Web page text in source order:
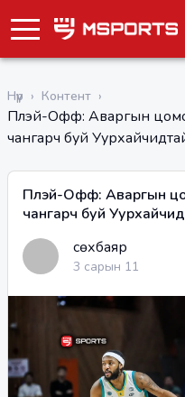
Нүүр › Контент ›
Плэй-Офф: Аваргын
чангарч буй
Плэй-Офф: Аваргын
чангарч буй
Өсөхбаяр
3 сарын 11